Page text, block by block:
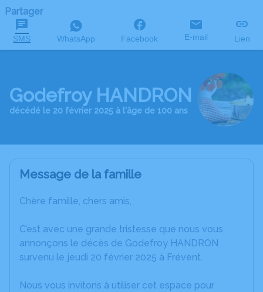
Partager
SMS WhatsApp Facebook E-mail Lien
Godefroy HANDRON
décédé le 20 février 2025 à l'âge de 100 ans
Message de la famille
Chère famille, chers amis,
C’est avec une grande tristesse que nous vous
annonçons le décès de Godefroy HANDRON
survenu le jeudi 20 février 2025 à Frévent.
Nous vous invitons à utiliser cet espace pour